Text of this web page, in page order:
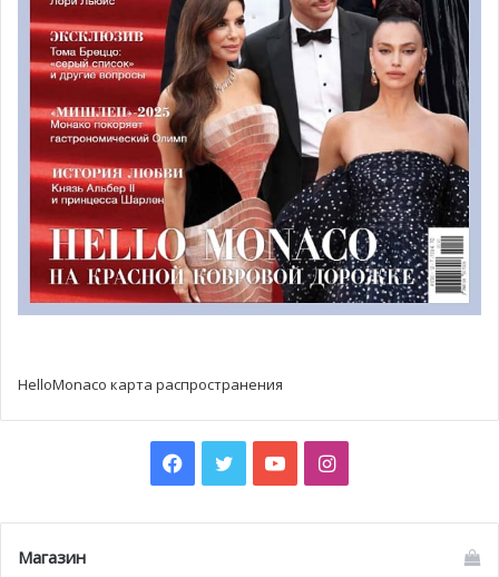
Фото: pixabay
HelloMonaco карта распространения
Facebook
TwitterYouTubeInstagram
Магазин